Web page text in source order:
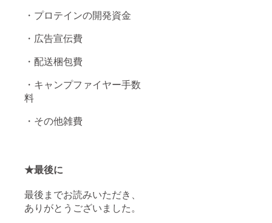
・プロテインの開発資金
・広告宣伝費
・配送梱包費
・キャンプファイヤー手数
料
・その他雑費
★最後に
最後までお読みいただき、
ありがとうございました。